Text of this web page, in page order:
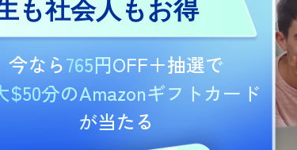
も社会人もお得
今なら765円OFF＋抽選で
$50分のAmazonギフトカード
が当たる